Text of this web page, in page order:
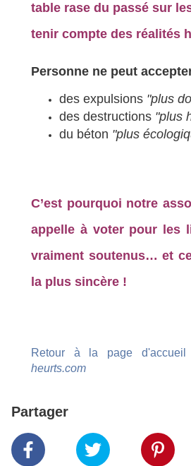
table rase du passé sur
tenir compte des réalités
Personne ne peut
des expulsions "plus
des destructions "plus
du béton "plus
C’est pourquoi notre
appelle à voter pour les
vraiment soutenus… et
la plus sincère !
Retour à la page
heurts.com
Partager